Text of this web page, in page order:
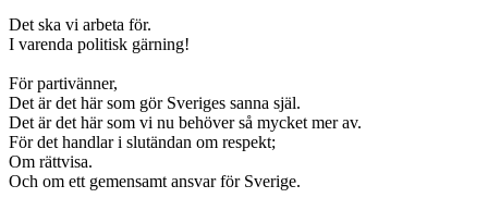
Det ska vi arbeta för.
I varenda politisk gärning!
För partivänner,
Det är det här som gör Sveriges sanna själ.
Det är det här som vi nu behöver så mycket mer av.
För det handlar i slutändan om respekt;
Om rättvisa.
Och om ett gemensamt ansvar för Sverige.